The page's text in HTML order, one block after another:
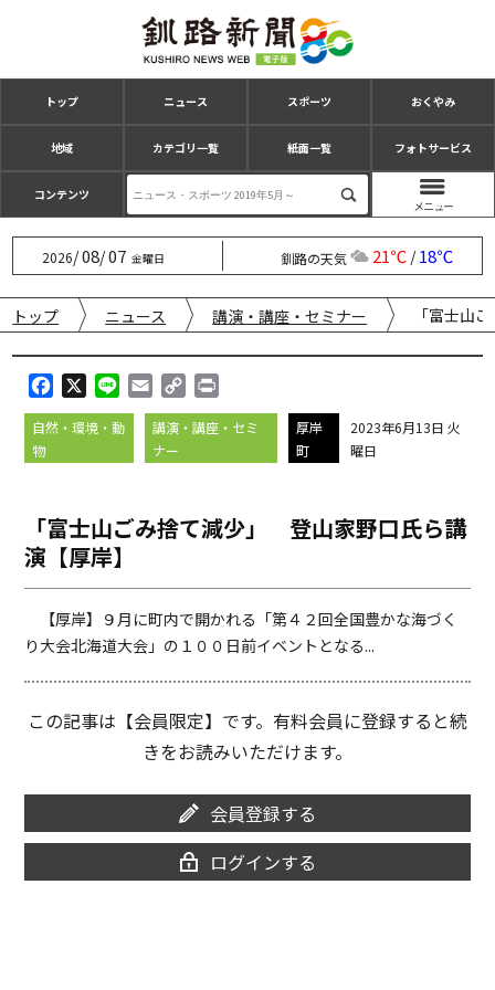
トップ ニュース スポーツ おくやみ
地域 カテゴリ一覧 紙面一覧 フォトサービス
コンテンツ
2026/08/07 金曜日 釧路の天気 21℃/18℃
トップ ニュース 講演・講座・セミナー 「富士山
a
c
e
o
k
i
n
e
m
a
i
o
p
y
n
r
i
n
自然・環境・動
物
講演・講座・セミ
ナー
厚岸
町
2023年6月13日 火
曜日
「富士山ごみ捨て減少」 登山家野口氏ら講
演【厚岸】
【厚岸】９月に町内で開かれる「第４２回全国豊かな海づく
り大会北海道大会」の１００日前イベントとなる...
この記事は【会員限定】です。有料会員に登録すると続
きをお読みいただけます。
会員登録する
ログインする